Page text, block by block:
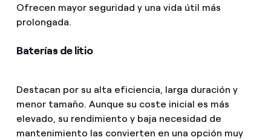
Ofrecen mayor seguridad y una vida útil más
prolongada.
Baterías de litio
Destacan por su alta eficiencia, larga duración y
menor tamaño. Aunque su coste inicial es más
elevado, su rendimiento y baja necesidad de
mantenimiento las convierten en una opción muy